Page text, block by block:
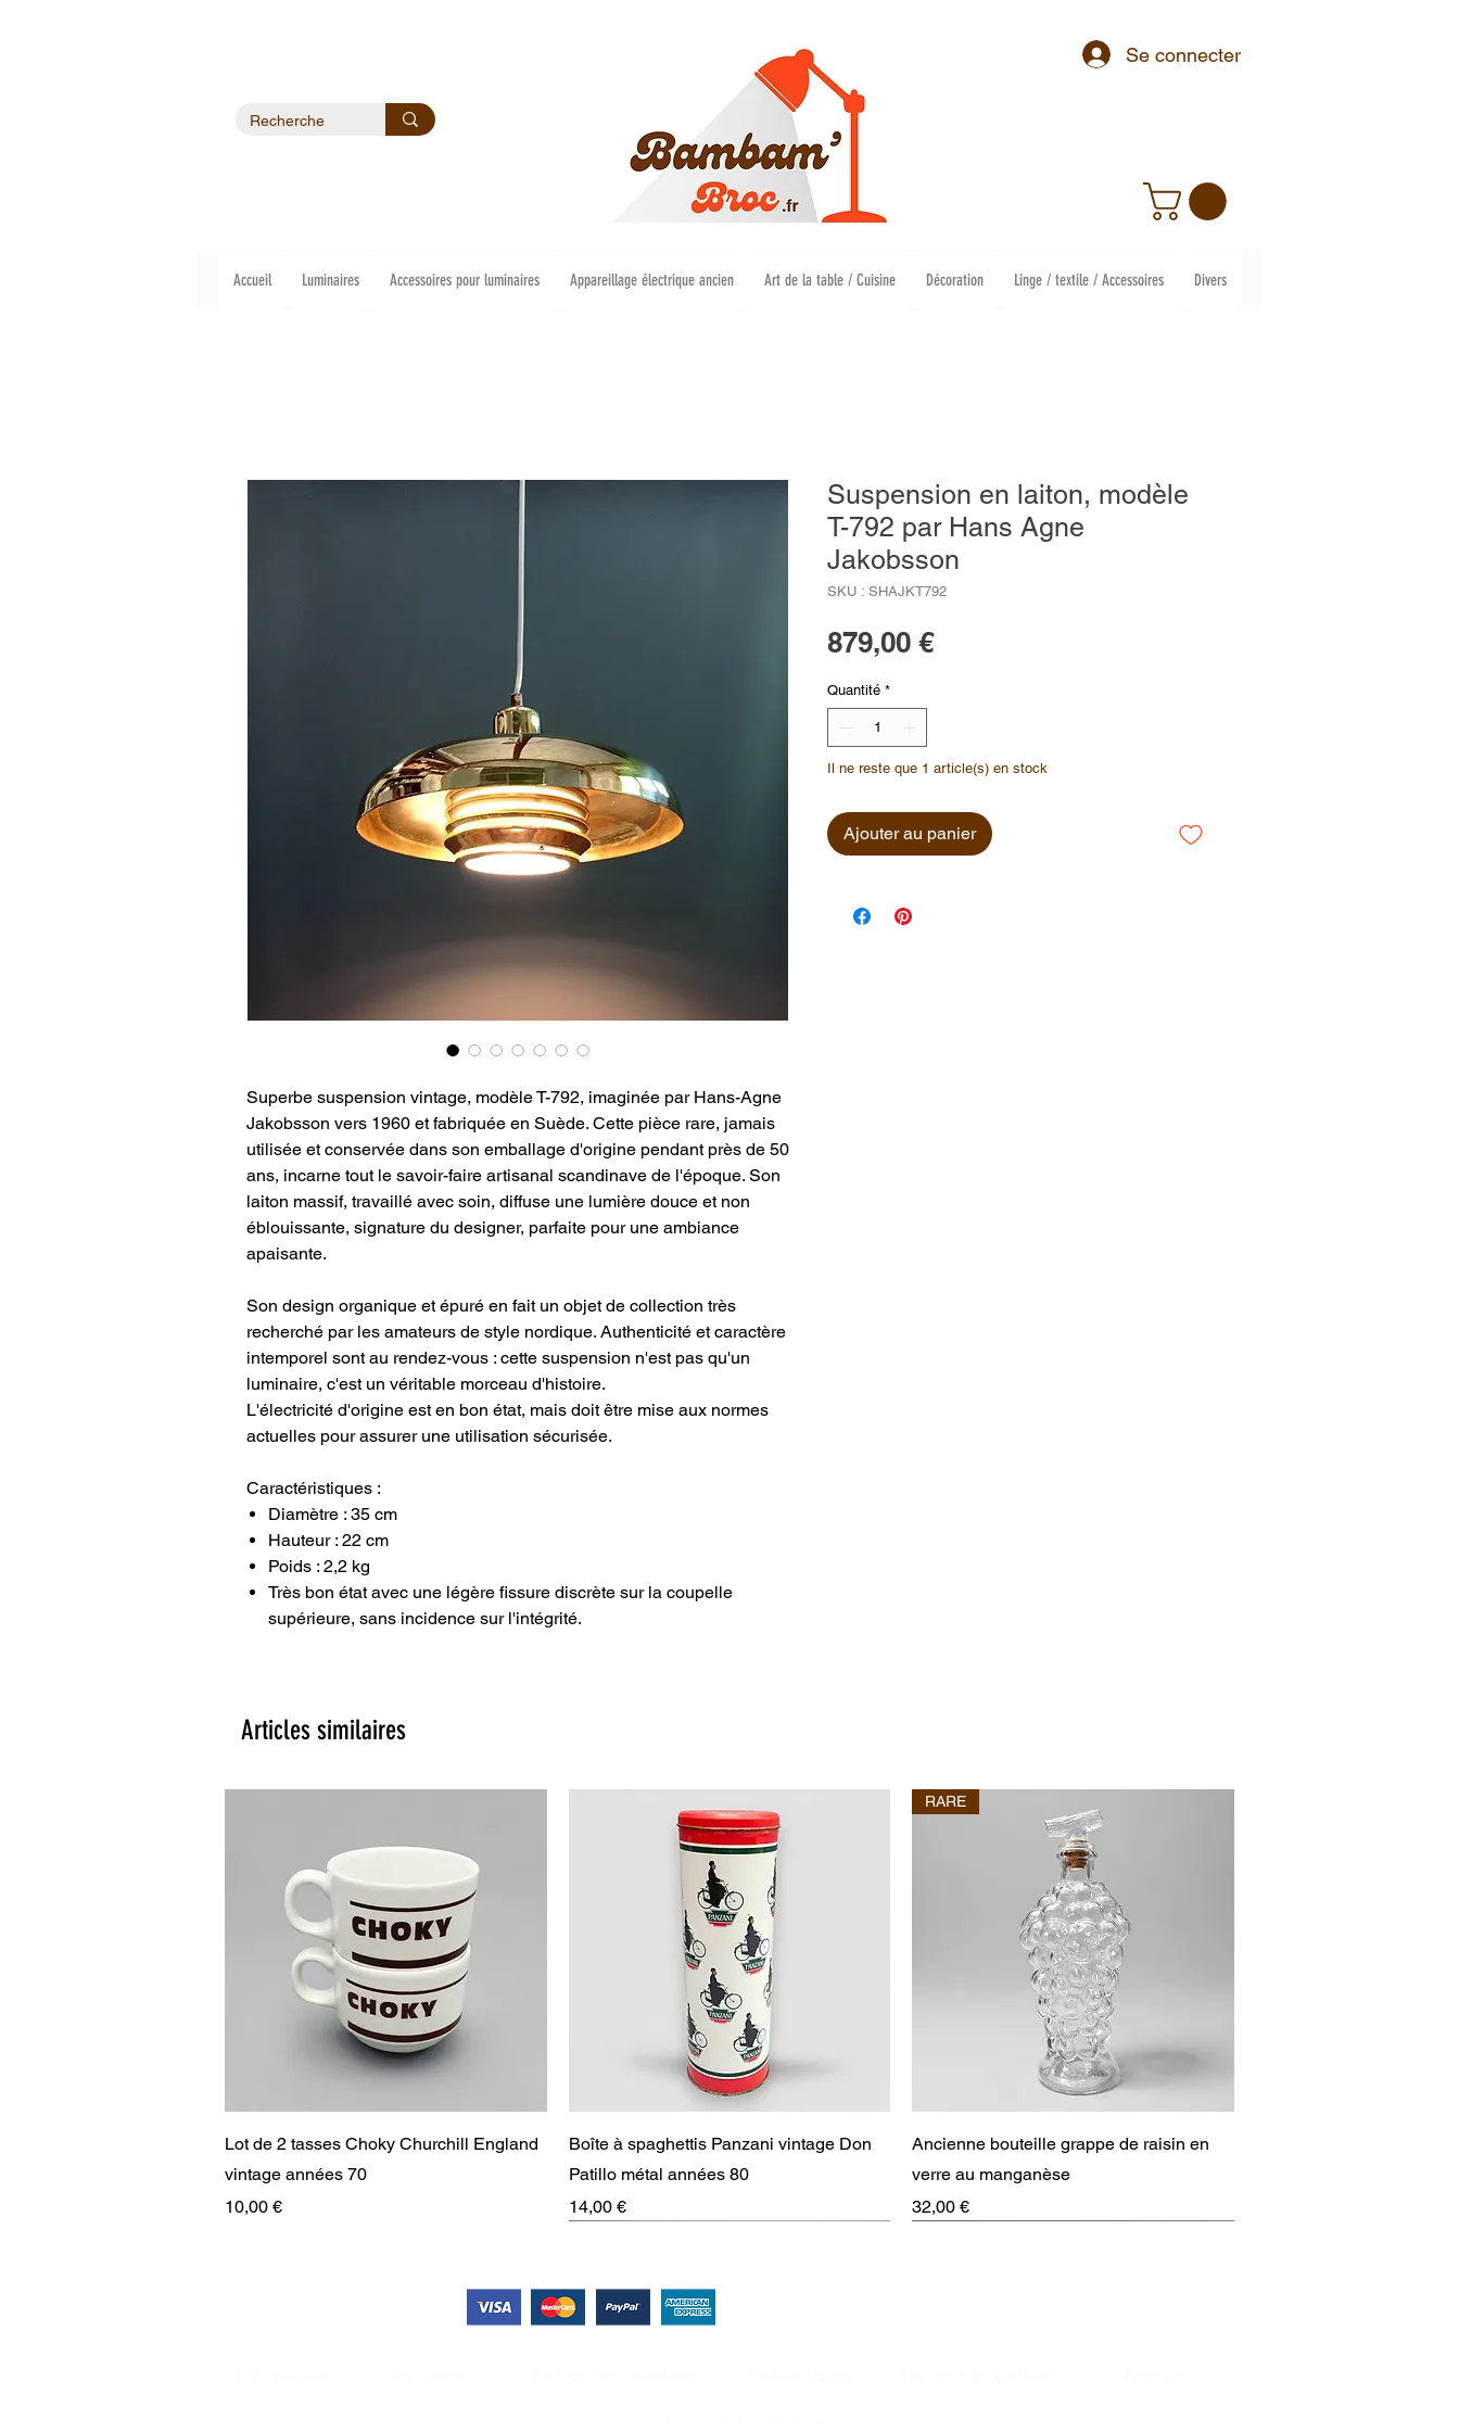
Se connecter
Accueil Luminaires Accessoires pour luminaires Appareillage électrique ancien Art de la table / Cuisine Décoration Linge / textile / Accessoires Divers
Superbe suspension vintage, modèle T-792, imaginée par Hans-Agne
Jakobsson vers 1960 et fabriquée en Suède. Cette pièce rare, jamais
utilisée et conservée dans son emballage d'origine pendant près de 50
ans, incarne tout le savoir-faire artisanal scandinave de l'époque. Son
laiton massif, travaillé avec soin, diffuse une lumière douce et non
éblouissante, signature du designer, parfaite pour une ambiance
apaisante.
Son design organique et épuré en fait un objet de collection très
recherché par les amateurs de style nordique. Authenticité et caractère
intemporel sont au rendez-vous : cette suspension n'est pas qu'un
luminaire, c'est un véritable morceau d'histoire.
L'électricité d'origine est en bon état, mais doit être mise aux normes
actuelles pour assurer une utilisation sécurisée.
Caractéristiques :
Diamètre : 35 cm
Hauteur : 22 cm
Poids : 2,2 kg
Très bon état avec une légère fissure discrète sur la coupelle
supérieure, sans incidence sur l'intégrité.
Suspension en laiton, modèle
T-792 par Hans Agne
Jakobsson
SKU : SHAJKT792
879,00 €Prix
Quantité *
Il ne reste que 1 article(s) en stock
Ajouter au panier
Articles similaires
Aperçu rapide
Lot de 2 tasses Choky Churchill England
vintage années 70
Prix
10,00 €
Aperçu rapide
Boîte à spaghettis Panzani vintage Don
Patillo métal années 80
Prix
14,00 €
Aperçu rapide
RARE
Ancienne bouteille grappe de raisin en
verre au manganèse
Prix
32,00 €